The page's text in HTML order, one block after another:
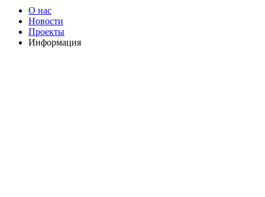
О нас
Новости
Проекты
Информация